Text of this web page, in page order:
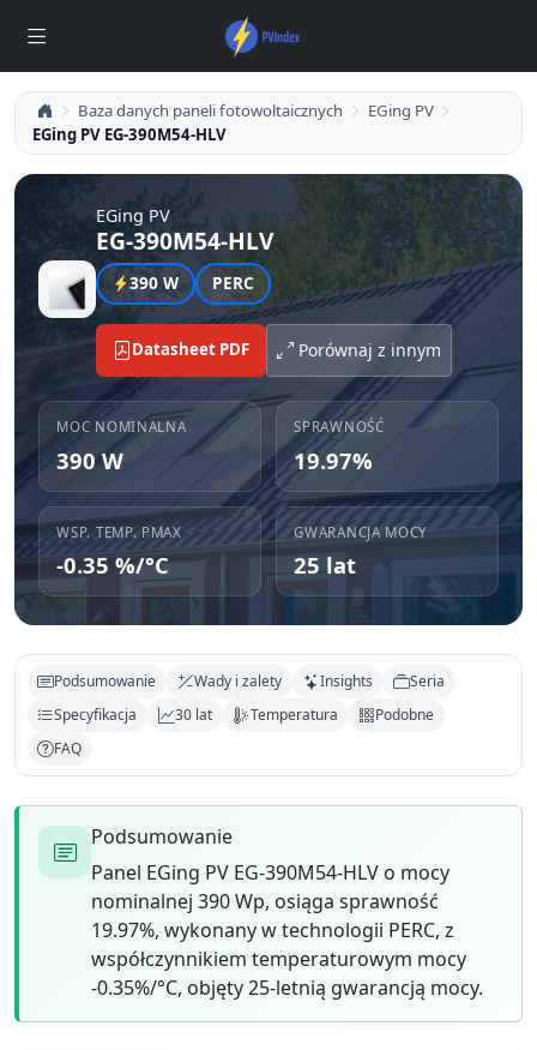
Baza danych paneli fotowoltaicznych
EGing PV
EGing PV EG-390M54-HLV
EGing PV
EG-390M54-HLV
390 W PERC
Datasheet PDF Porównaj z innym
MOC NOMINALNA
390 W
SPRAWNOŚĆ
19.97%
WSP. TEMP. PMAX
-0.35 %/°C
GWARANCJA MOCY
25 lat
Podsumowanie Wady i zalety Insights
Seria
Specyfikacja
30 lat Temperatura
Podobne
FAQ
Podsumowanie
Panel EGing PV EG-390M54-HLV o mocy
nominalnej 390 Wp, osiąga sprawność
19.97%, wykonany w technologii PERC, z
współczynnikiem temperaturowym mocy
-0.35%/°C, objęty 25-letnią gwarancją mocy.